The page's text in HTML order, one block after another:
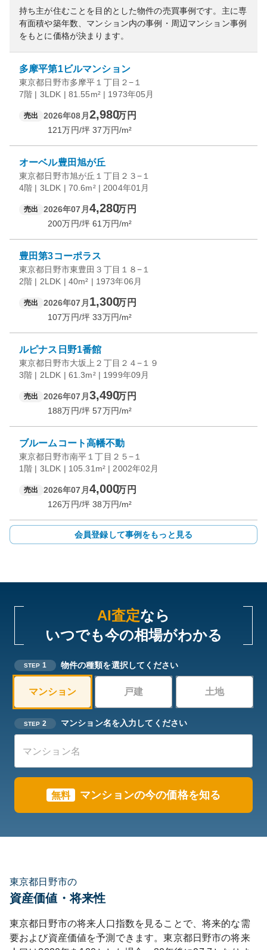
持ち主が住むことを目的とした物件の売買事例です。 主に専
有面積や築年数、マンション内の事例・周辺マンション事例
をもとに価格が決まります。
多摩平第1ビルマンション
東京都日野市多摩平１丁目２−１
7階 | 3LDK | 81.55m² | 1973年05月
売出 2026年08月 2,980万円
121万円/坪 37万円/m²
オーベル豊田旭が丘
東京都日野市旭が丘１丁目２３−１
4階 | 3LDK | 70.6m² | 2004年01月
売出 2026年07月 4,280万円
200万円/坪 61 万円/m²
豊田第3コーポラス
東京都日野市東豊田３丁目１８−１
2階 | 2LDK | 40m² | 1973年06月
売出 2026年07月 1,300万円
107万円/坪 33万円/m²
ルピナス日野1番館
東京都日野市大坂上２丁目２４−１９
3階 | 2LDK | 61.3m² | 1999年09月
売出 2026年07月 3,490万円
188万円/坪 57万円/m²
ブルームコート高幡不動
東京都日野市南平１丁目２５−１
1階 | 3LDK | 105.31m² | 2002年02月
売出 2026年07月 4,000万円
126万円/坪 38万円/m²
会員登録して事例をもっと見る
AI査定なら
いつでも今の相場がわかる
STEP 1 物件の種類を選択してください
マンション 戸建 土地
STEP 2 マンション名を入力してください
無料 マンションの今の価格を知る
東京都日野市の
資産価値・将来性
東京都日野市の将来人口指数を見ることで、将来的な需
要および資産価値を予測できます。東京都日野市の将来